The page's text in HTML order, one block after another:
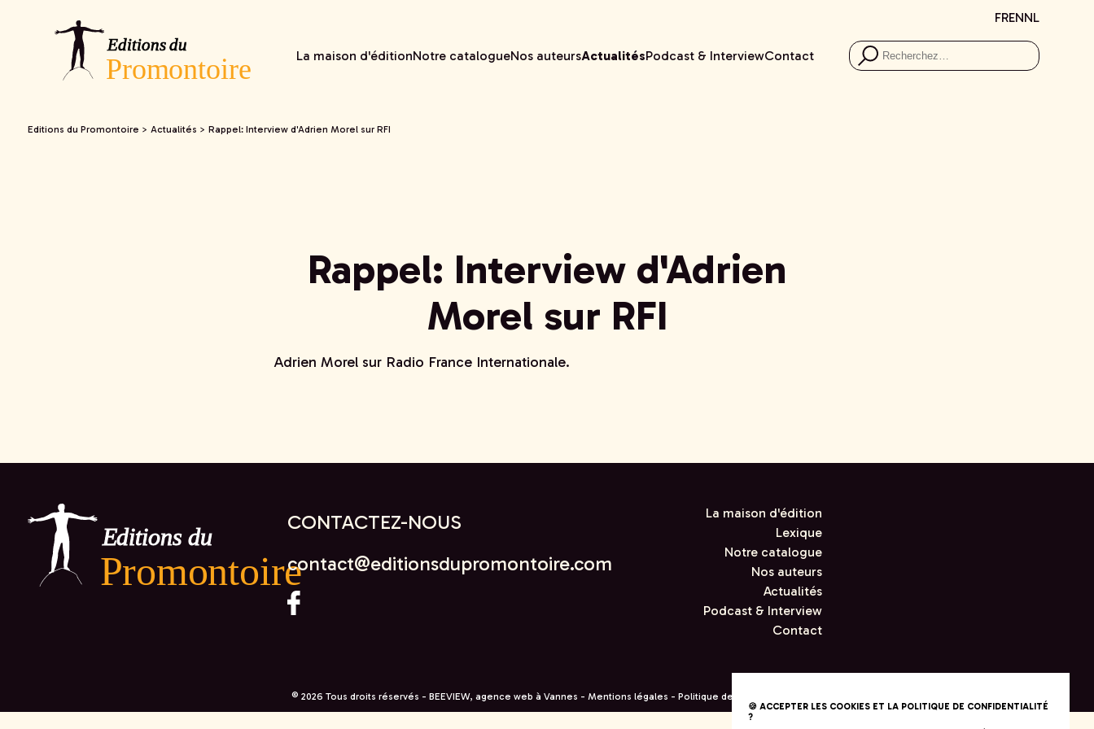
La maison d'éditionNotre catalogueNos auteursActualitésPodcast & InterviewContact
FRENNL
Editions du Promontoire > Actualités > Rappel: Interview d'Adrien Morel sur RFI
Rappel: Interview d'Adrien
Morel sur RFI
Adrien Morel sur Radio France Internationale.
CONTACTEZ-NOUS
contact@editionsdupromontoire.com
La maison d'édition
Lexique
Notre catalogue
Nos auteurs
Actualités
Podcast & Interview
Contact
© 2026 Tous droits réservés - BEEVIEW, agence web à Vannes - Mentions légales - Politique de confidentialité
🍪 ACCEPTER LES COOKIES ET LA POLITIQUE DE CONFIDENTIALITÉ
?